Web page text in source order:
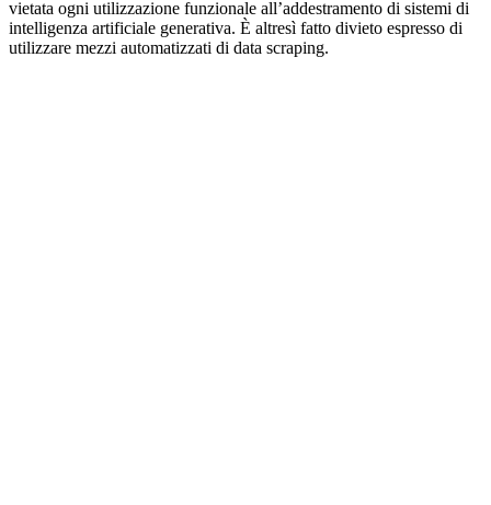
vietata ogni utilizzazione funzionale all’addestramento di sistemi di
intelligenza artificiale generativa. È altresì fatto divieto espresso di
utilizzare mezzi automatizzati di data scraping.